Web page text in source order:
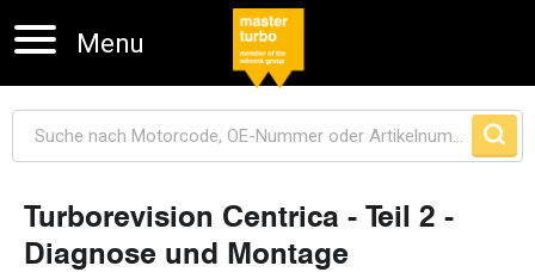
Menu
Navigation überspringen
Turborevision Centrica - Teil 2 -
Diagnose und Montage